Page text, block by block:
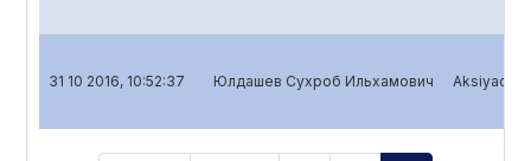
31 10 2016, 10:52:37 Юлдашев Сухроб Ильхамович